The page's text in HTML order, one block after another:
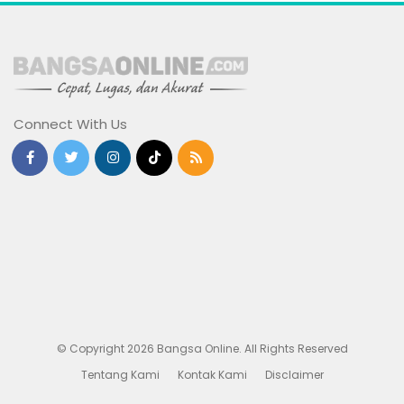
Connect With Us
© Copyright 2026 Bangsa Online. All Rights Reserved
Tentang Kami
Kontak Kami Disclaimer